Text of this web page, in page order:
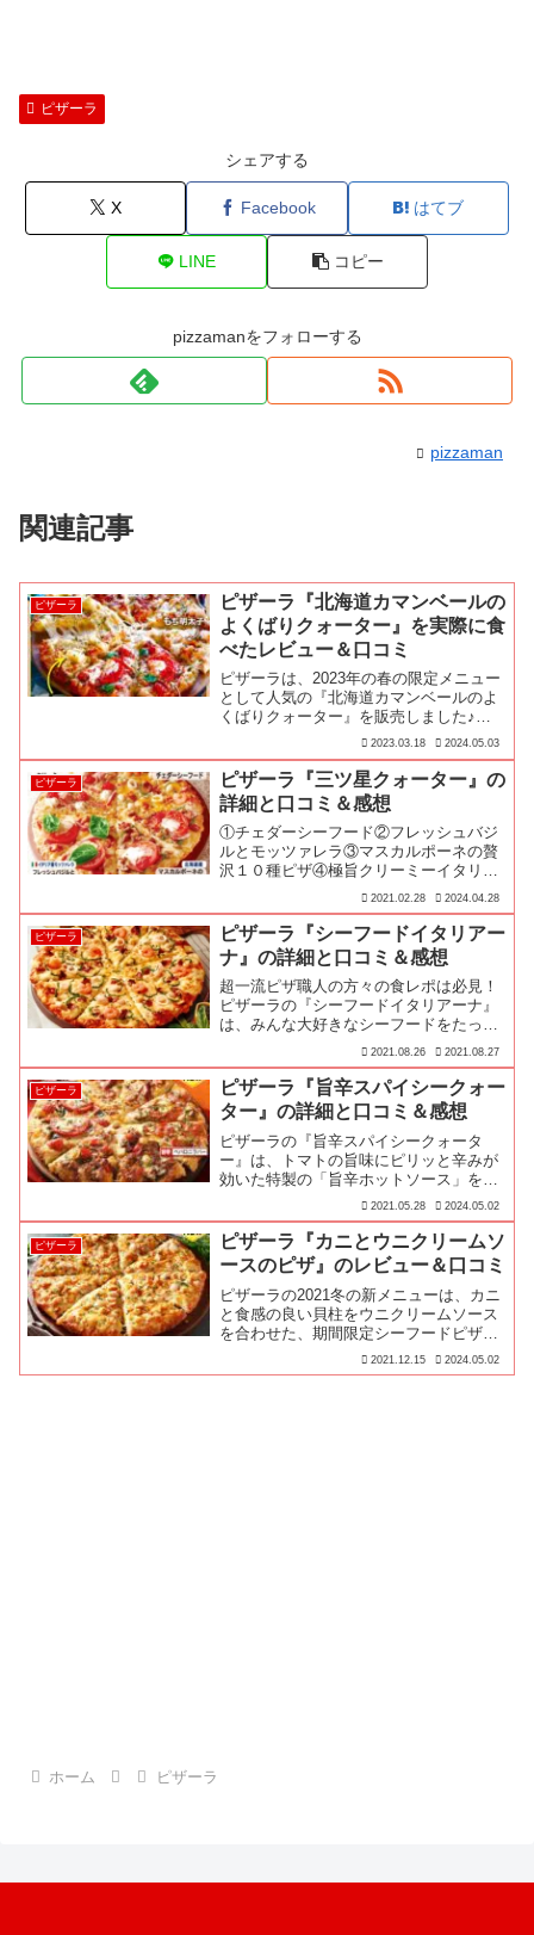
ピザーラ
シェアする
X Facebook はてブ
LINE コピー
pizzamanをフォローする
pizzaman
関連記事
ピザーラ
ピザーラ『北海道カマンベールの
よくばりクォーター』を実際に食
べたレビュー＆口コミ
ピザーラは、2023年の春の限定メニュー
として人気の『北海道カマンベールのよ
くばりクォーター』を販売しました♪今
回は実際に『北海道カマンベールのよく
ばりクォーター』を食べたレビューをお
届けします！
2023.03.18 2024.05.03
ピザーラ
ピザーラ『三ツ星クォーター』の
詳細と口コミ＆感想
①チェダーシーフード②フレッシュバジ
ルとモッツァレラ③マスカルポーネの贅
沢１０種ピザ④極旨クリーミーイタリア
2021.02.28 2024.04.28
ピザーラ
ピザーラ『シーフードイタリアー
ナ』の詳細と口コミ＆感想
超一流ピザ職人の方々の食レポは必見！
ピザーラの『シーフードイタリアーナ』
は、みんな大好きなシーフードをたっぷ
りチーズで楽しむ本格シーフード…
2021.08.26 2021.08.27
ピザーラ
ピザーラ『旨辛スパイシークォー
ター』の詳細と口コミ＆感想
ピザーラの『旨辛スパイシークォータ
ー』は、トマトの旨味にピリッと辛みが
効いた特製の「旨辛ホットソース」をベ
ースにした、ピザーラでは唯一の旨辛…
2021.05.28 2024.05.02
ピザーラ
ピザーラ『カニとウニクリームソ
ースのピザ』のレビュー＆口コミ
ピザーラの2021冬の新メニューは、カニ
と食感の良い貝柱をウニクリームソース
を合わせた、期間限定シーフードピザ
『カニとウニクリームソースのピザ』で
す♪
2021.12.15 2024.05.02
ホーム ピザーラ